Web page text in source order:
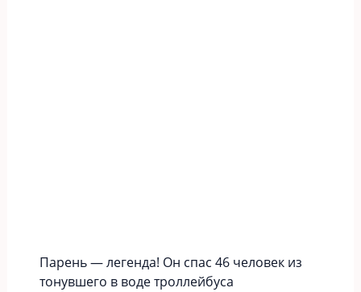
Парень — легенда! Он спас 46 человек из
тонувшего в воде троллейбуса